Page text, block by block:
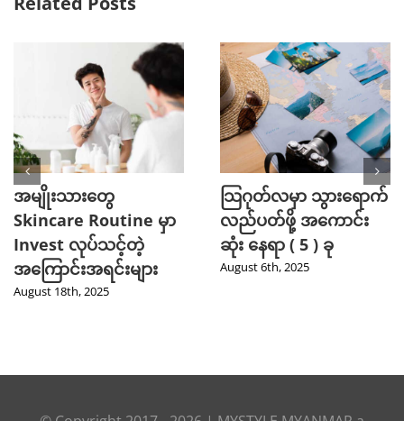
အမျိုးသားတွေ
Skincare Routine မှာ
Invest လုပ်သင့်တဲ့
အကြောင်းအရင်းများ
August 18th, 2025
သြဂုတ်လမှာ သွားရောက်
လည်ပတ်ဖို့ အကောင်း
ဆုံး နေရာ ( 5 ) ခု
August 6th, 2025